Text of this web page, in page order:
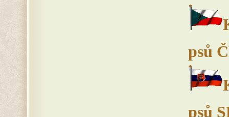
psů
psů